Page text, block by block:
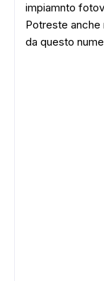
impiamnto
Potreste
da questo